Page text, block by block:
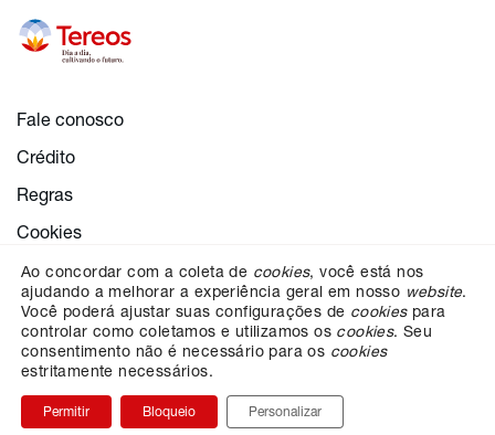
Fale conosco
Crédito
Regras
Cookies
Configurações de cookies
Proteção dos dados
ESCOLHA SUA REGIÃO
Ao concordar com a coleta de cookies, você está nos
ajudando a melhorar a experiência geral em nosso website.
Você poderá ajustar suas configurações de cookiespara
controlar como coletamos e utilizamos os cookies. Seu
consentimento não é necessário para os cookies
estritamente necessários.
Permitir Bloqueio Personalizar